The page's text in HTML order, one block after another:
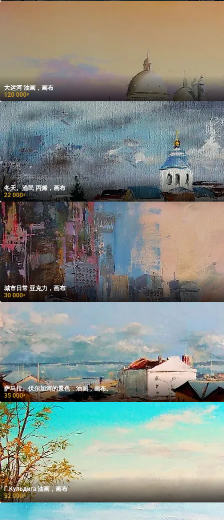
大运河 油画，画布
120 000₽
冬天。渔民 丙烯，画布
22 000₽
城市日常 亚克力，画布
30 000₽
萨马拉。伏尔加河的景色，油画，画布。
35 000₽
Г.Кульдига 油画，画布
52 000₽